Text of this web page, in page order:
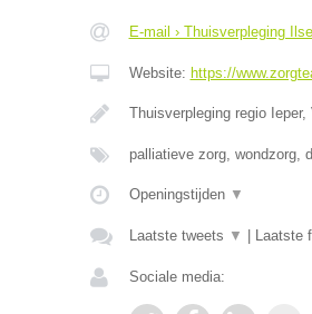
E-mail › Thuisverpleging
Website: https://
Thuisverpleging regio
palliatieve zorg, wondzorg,
Openingstijden ▼
Laatste tweets ▼ Laatste
Sociale media: